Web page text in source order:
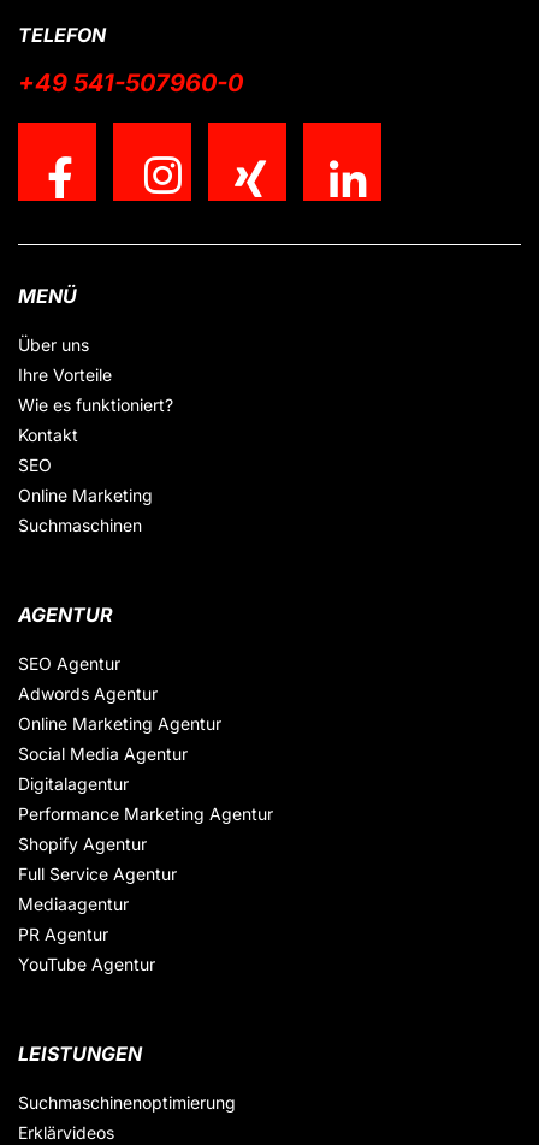
TELEFON
+49 541-507960-0
MENÜ
Über uns
Ihre Vorteile
Wie es funktioniert?
Kontakt
SEO
Online Marketing
Suchmaschinen
AGENTUR
SEO Agentur
Adwords Agentur
Online Marketing Agentur
Social Media Agentur
Digitalagentur
Performance Marketing Agentur
Shopify Agentur
Full Service Agentur
Mediaagentur
PR Agentur
YouTube Agentur
LEISTUNGEN
Suchmaschinenoptimierung
Erklärvideos